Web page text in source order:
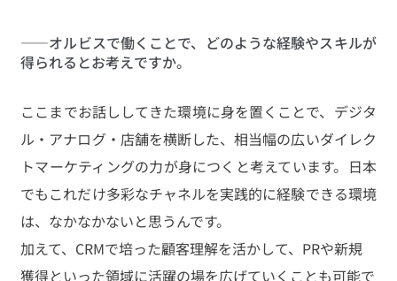
——オルビスで働くことで、どのような経験やスキルが
得られるとお考えですか。
ここまでお話ししてきた環境に身を置くことで、デジタ
ル・アナログ・店舗を横断した、相当幅の広いダイレク
トマーケティングの力が身につくと考えています。日本
でもこれだけ多彩なチャネルを実践的に経験できる環境
は、なかなかないと思うんです。
加えて、CRMで培った顧客理解を活かして、PRや新規
獲得といった領域に活躍の場を広げていくことも可能で